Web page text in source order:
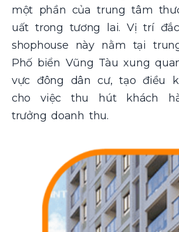
một phần của trung tâm
uất trong tương lai. Vị trí
shophouse này nằm tại
Phố biển Vũng Tàu xung
vực đông dân cư, tạo điều
cho việc thu hút khách
trưởng doanh thu.